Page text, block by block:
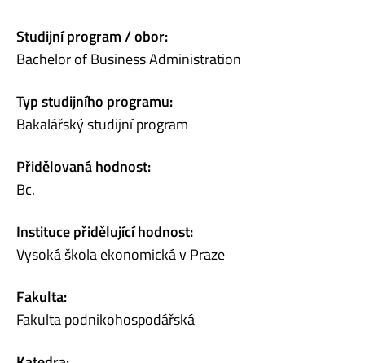
Studijní program / obor:
Bachelor of Business Administration
Typ studijního programu:
Bakalářský studijní program
Přidělovaná hodnost:
Bc.
Instituce přidělující hodnost:
Vysoká škola ekonomická v Praze
Fakulta:
Fakulta podnikohospodářská